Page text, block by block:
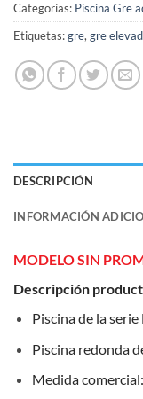
Categorías: Piscina Gre
Etiquetas:gre, gre
DESCRIPCIÓN
INFORMACIÓN
MODELO SIN
Descripción
Piscina de la
Piscina redonda
Medida